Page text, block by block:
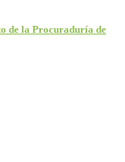
de la Procuraduría de